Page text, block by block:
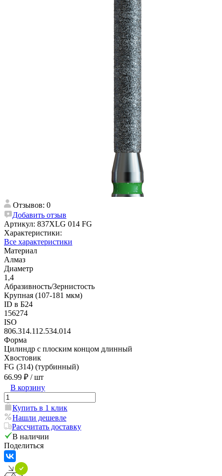
Отзывов: 0
Добавить отзыв
Артикул: 837XLG 014 FG
Характеристики:
Все характеристики
Материал
Алмаз
Диаметр
1,4
Абразивность/Зернистость
Крупная (107-181 мкм)
ID в Б24
156274
ISO
806.314.112.534.014
Форма
Цилиндр с плоским концом длинный
Хвостовик
FG (314) (турбинный)
66.99 ₽ / шт
В корзину
Купить в 1 клик
Нашли дешевле
Рассчитать доставку
В наличии
Поделиться